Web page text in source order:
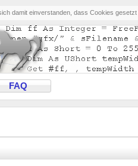
damit einverstanden, dass Cookies gesetzt
FAQ